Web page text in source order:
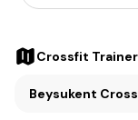
Crossfit Trainer